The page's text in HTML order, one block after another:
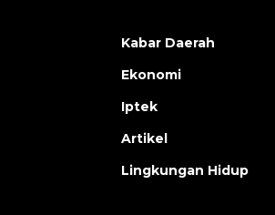
Kabar Daerah
Ekonomi
Iptek
Artikel
Lingkungan Hidup